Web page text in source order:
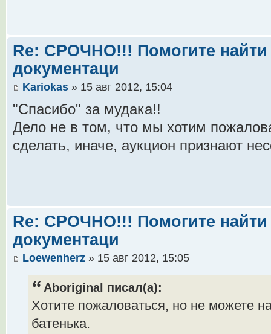
Re: СРОЧНО!!! Помогите найти
документаци
Kariokas » 15 авг 2012, 15:04
"Спасибо" за мудака!!
Дело не в том, что мы хотим
сделать, иначе, аукцион признают
Re: СРОЧНО!!! Помогите найти
документаци
Loewenherz » 15 авг 2012, 15:05
Aboriginal писал(а):
Хотите пожаловаться, но не можете
батенька.